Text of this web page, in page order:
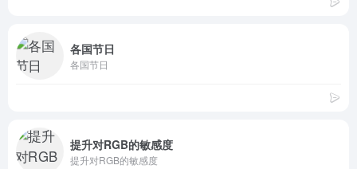
各国节日
各国节日
提升对RGB的敏感度
提升对RGB的敏感度